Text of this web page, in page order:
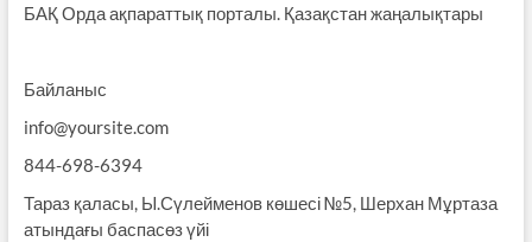
БАҚ Орда ақпараттық порталы. Қазақстан жаңалықтары
Байланыс
info@yoursite.com
844-698-6394
Тараз қаласы, Ы.Сүлейменов көшесі №5, Шерхан Мұртаза
атындағы баспасөз үйі